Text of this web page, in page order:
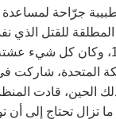
جرّاحة
المطلقة للقتل
المتحدة، شاركت
الحين، قادت
ما تزال تحتاج إلى